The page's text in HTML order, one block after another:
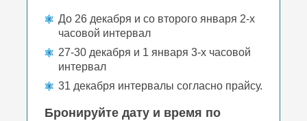
До 26 декабря и со второго января 2-х
часовой интервал
27-30 декабря и 1 января 3-х часовой
интервал
31 декабря интервалы согласно прайсу.
Бронируйте дату и время по